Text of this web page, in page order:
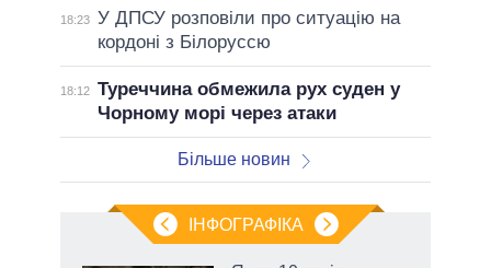
18:23 У ДПСУ розповіли про ситуацію на
кордоні з Білоруссю
18:12 Туреччина обмежила рух суден у
Чорному морі через атаки
Більше новин
ІНФОГРАФІКА